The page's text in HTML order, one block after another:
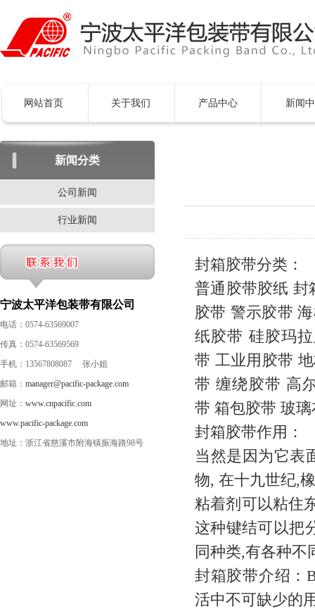
网站首页 关于我们 产品中心 新闻
新闻分类
公司新闻
行业新闻
宁波太平洋包装带有限公司
电话：0574-63569007
传真：0574-63569569
手机：13567808087 张小姐
邮箱： manager@pacific-package.com
网址： www.cnpacific.com
www.pacific-package.com
地址：浙江省慈溪市附海镇振海路98号
封箱胶带分类：
普通胶带胶纸 封
胶带 警示胶带
纸胶带 硅胶玛
带 工业用胶带
带 缠绕胶带 高
带 箱包胶带 玻
封箱胶带作用：
当然是因为它表
物, 在十九世纪,
粘着剂可以粘住
这种键结可以把
同种类,有各种不
封箱胶带介绍：
活中不可缺少的